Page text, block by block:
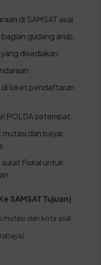
di SAMSAT asal.
gudang arsip.
disediakan.
di loket pendaftaran
POLDA setempat.
mutasi dan bayar
Fiskal untuk
SAMSAT Tujuan)
mutasi dari kota asal